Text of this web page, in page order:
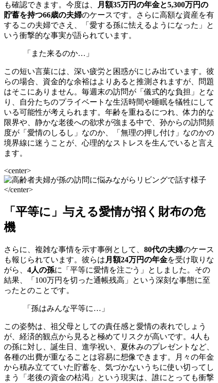
も確認できます。今度は、
月額35万円の年金と5,300万円の
貯蓄を持つ66歳の夫婦のケースです。さらに高額な資産を有
するこの夫婦でさえ、「愛する孫に怯えるようになった」と
いう衝撃的な事実が語られています。
「また来るのか…」
この短い言葉には、深い疲労と困惑がにじみ出ています。彼
らの場合、資金的な余裕はよりあると推測されますが、問題
はそこにありません。毎週末の訪問が「儀式的な負担」とな
り、自分たちのプライベートな生活時間や睡眠を犠牲にして
いる可能性が考えられます。年齢を重ねるにつれ、体力的な
限界や、静かな老後への欲求が強まる中で、孙からの訪問頻
度が「愛情のしるし」なのか、「無理の押し付け」なのかの
境界線に迷うことが、心理的なストレスを生んでいると言え
ます。
<center>
</center>
「平等に」与える愛情が招く財布の危
機
さらに、複雑な事情を示す事例として、 80代の夫婦のケース
も報じられています。彼らは 月額24万円の年金を受け取りな
がら、 4人の孫に「平等に愛情を注ごう」としました。その
結果、「100万円を切った通帳残高」という深刻な事態に至
ったとのことです。
「孫はみんな平等に…」
この姿勢は、祖父母としての責任感と愛情の表れでしょう
が、経済的観点から見ると極めてリスクが高いです。4人も
の孫に対し、誕生日、進学祝い、夏休みのプレゼントなど、
各種の出費が重なることは容易に想像できます。月々の年金
から積み立てていた貯蓄を、気づかないうちに使い切ってし
まう「老後の資金の枯渇」という現実は、誰にとっても衝撃